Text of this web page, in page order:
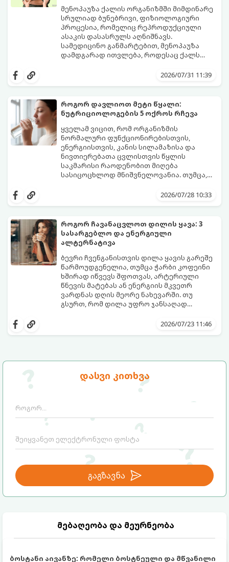
დასვი კითხვა
გაგზავნა
მებაღეობა და მეურნეობა
ბოსტანი აივანზე: რომელი ბოსტნეული და მწვანილი
მენოპაუზა ქალის ორგანიზმში მიმდინარე
სრულიად ბუნებრივი, ფიზიოლოგიური
პროცესია, რომელიც რეპროდუქციული
ასაკის დასასრულს აღნიშნავს.
სამედიცინო განმარტებით, მენოპაუზა
დამდგარად ითვლება, როდესაც ქალს
ცვლილებები ამ მომენტამდე ბევრად ადრე
საშუალოდ 40-დან 50 წლამდე ასაკში იწყება
და შესაძლოა 4-დან 8 წლამდე
გაგრძელდეს).
იმისათვის, რომ ეს პერიოდი შფოთვის
გარეშე გაიაროთ, მნიშვნელოვანია
იცოდეთ, რა სიგნალებს გზავნის ორგანიზმი
და როგორ შეიმსუბუქოთ მდგომარეობა
მეან-გინეკოლოგებისა და
ნუტრიციოლოგების რეკომენდაციებით.
2026/07/31 11:39
როგორ დავლიოთ მეტი წყალი:
ნუტრიციოლოგების 5 ოქროს რჩევა
ყველამ ვიცით, რომ ორგანიზმის
ნორმალური ფუნქციონირებისთვის,
ენერგიისთვის, კანის სილამაზისა და
ნივთიერებათა ცვლისთვის წყლის
საკმარისი რაოდენობით მიღება
სასიცოცხლოდ მნიშვნელოვანია. თუმცა,
უბრალოდ ჩვევის არქონის გამო, დღის
გამოწვევად რჩება.
დალევა ან მისი გემო მოსაწყენი
დაგეხმარებათ, წყლის სმა
ყოველდღიურ, სასიამოვნო ჩვევად
აქციოთ.
2026/07/28 10:33
როგორ ჩავანაცვლოთ დილის ყავა: 3
სასარგებლო და ენერგიული
ალტერნატივა
ბევრი ჩვენგანისთვის დილა ყავის გარეშე
წარმოუდგენელია, თუმცა ჭარბი კოფეინი
ხშირად იწვევს შფოთვას, არტერიული
წნევის მატებას ან ენერგიის მკვეთრ
ვარდნას დღის მეორე ნახევარში. თუ
გსურთ, რომ დილა უფრო ჯანსაღად
შეინარჩუნოთ, ექსპერტები ყავის სამ
თქვენთვის სასურველი სასმელი:2026/07/23 11:46